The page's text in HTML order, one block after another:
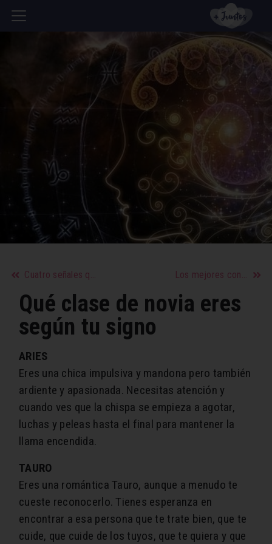
Cuatro señales que indican que tú y tu pareja necesitan espacio personal Los mejores consejos para una piel bella
Qué clase de novia eres
según tu signo
ARIES
Eres una chica impulsiva y mandona pero también
ardiente y apasionada. Necesitas atención y
cuando ves que la chispa se empieza a agotar,
luchas y peleas hasta el final para mantener la
llama encendida.
TAURO
Eres una romántica Tauro, aunque a menudo te
cueste reconocerlo. Tienes esperanza en
encontrar a esa persona que te trate bien, que te
cuide, que cuide de los tuyos, que te quiera y que